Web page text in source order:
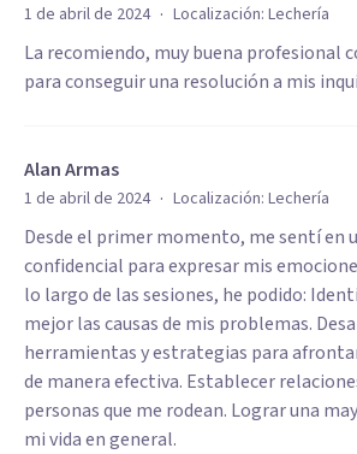
1 de abril de 2024 · Localización: Lechería
La recomiendo, muy buena profesional
para conseguir una resolución a mis
Alan Armas
1 de abril de 2024 · Localización: Lechería
Desde el primer momento, me sentí en
confidencial para expresar mis
lo largo de las sesiones, he podido:
mejor las causas de mis problemas.
herramientas y estrategias para
de manera efectiva. Establecer
personas que me rodean. Lograr una
mi vida en general.